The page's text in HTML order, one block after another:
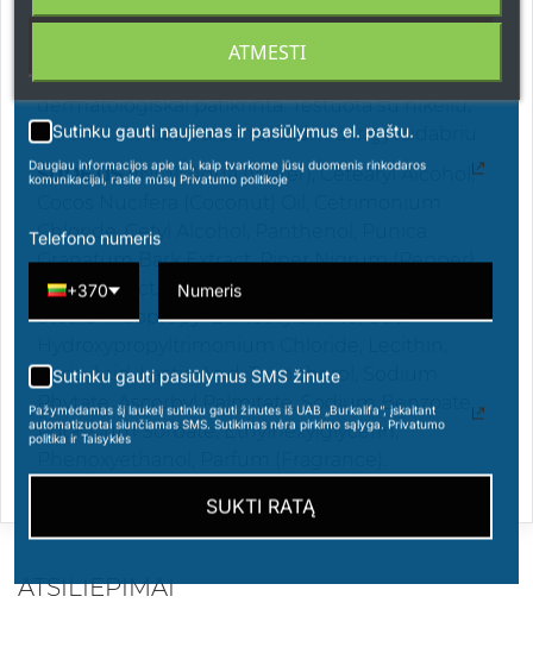
KOSMETINIS PRODUKTAS, SKIRTAS TIK
IŠORINIAM NAUDOJIMUI. Be silikono. Be
dažiklių. Be patrolato. Be PEG. Kliniškai ir
dermatologiškai patikrinta. Testuota su nikeliu,
chromu, kolbatu, arsenu, kadmiu ir gyvsidabriu.
SUDĖTIS(INCI): Aqua (Water), Cetearyl Alcohol,
Chloride, Cetyl Alcohol, Panthenol, Punica
Granatum Bark Extract, Piper Nigrum (Pepper)
Seed Extract, Glycerin, Myristyl Alcohol,
Stearamidopropyl Dimethylamine, Guar
Citric Acid, Lactic Acid, Tocopherol, Sodium
Phytate, Ascorbyl Palmitate, Sodium Benzoate,
Potassium Sorbate, Ethylhexylglycerin,
ATSILIEPIMAI
ATMESTI
Sutinku gauti naujienas ir pasiūlymus el. paštu.
Daugiau informacijos apie tai, kaip tvarkome jūsų duomenis rinkodaros
komunikacijai, rasite mūsų Privatumo politikoje
Telefono numeris
+370
Sutinku gauti pasiūlymus SMS žinute
Pažymėdamas šį laukelį sutinku gauti žinutes iš UAB „Burkalifa“, įskaitant
automatizuotai siunčiamas SMS. Sutikimas nėra pirkimo sąlyga. Privatumo
politika ir Taisyklės
SUKTI RATĄ